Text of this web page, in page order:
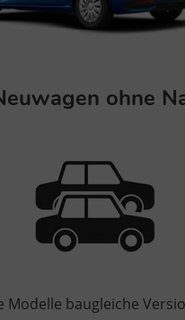
ohne
Modelle baugleiche